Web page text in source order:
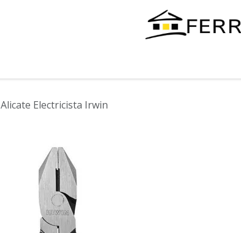
Alicate Electricista Irwin